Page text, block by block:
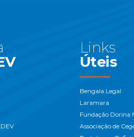
Links
Úteis
Bengala Legal
Laramara
Fundação Dorina
Associação de